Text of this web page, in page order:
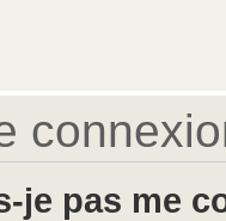
je pas me